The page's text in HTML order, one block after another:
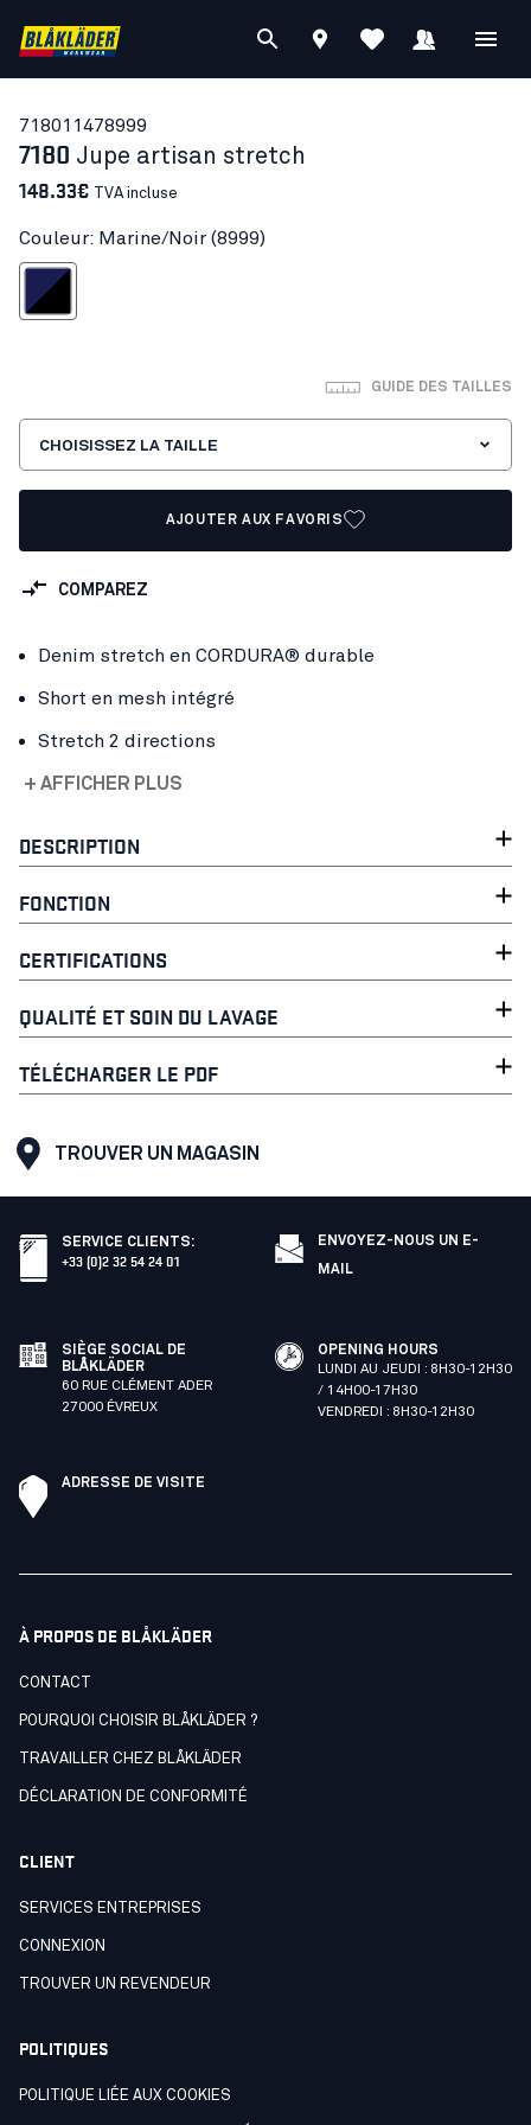
718011478999
7180 Jupe artisan stretch
148.33€ TVA incluse
Couleur: Marine/Noir (8999)
Marine/Noir
GUIDE DES TAILLES
CHOISISSEZ LA TAILLE
AJOUTER AUX FAVORIS
COMPAREZ
Denim stretch en CORDURA® durable
Short en mesh intégré
Stretch 2 directions
+ AFFICHER PLUS
DESCRIPTION
FONCTION
CERTIFICATIONS
QUALITÉ ET SOIN DU LAVAGE
TÉLÉCHARGER LE PDF
TROUVER UN MAGASIN
SERVICE CLIENTS:
+33 (0)2 32 54 24 01
ENVOYEZ-NOUS UN E-
MAIL
SIÈGE SOCIAL DE
BLÅKLÄDER
60 RUE CLÉMENT ADER
27000 ÉVREUX
OPENING HOURS
LUNDI AU JEUDI : 8H30-12H30
/ 14H00-17H30
VENDREDI : 8H30-12H30
ADRESSE DE VISITE
À PROPOS DE BLÅKLÄDER
CONTACT
POURQUOI CHOISIR BLÅKLÄDER ?
TRAVAILLER CHEZ BLÅKLÄDER
DÉCLARATION DE CONFORMITÉ
CLIENT
SERVICES ENTREPRISES
CONNEXION
TROUVER UN REVENDEUR
POLITIQUES
POLITIQUE LIÉE AUX COOKIES